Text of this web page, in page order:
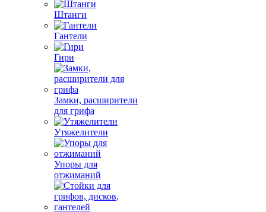
Штанги
Гантели
Гири
Замки, расширители
для грифа
Утяжелители
Упоры для
отжиманий